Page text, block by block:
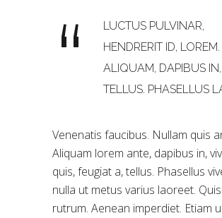
LUCTUS PULVINAR,
HENDRERIT ID, LOREM.
ALIQUAM, DAPIBUS IN,
TELLUS. PHASELLUS
Venenatis faucibus. Nullam quis
Aliquam lorem ante, dapibus in,
quis, feugiat a, tellus. Phasellus
nulla ut metus varius laoreet.
rutrum. Aenean imperdiet. Etiam